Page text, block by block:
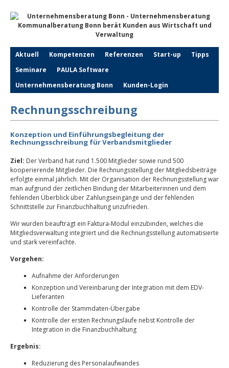
Aktuell Kompetenzen Referenzen Start-up
Tipps
Seminare
PAULA Software
Unternehmensberatung Bonn
Kunden-Login
Rechnungsschreibung
Konzeption und Einführungsbegleitung der
Rechnungsschreibung für Verbandsmitglieder
Ziel: Der Verband hat rund 1.500 Mitglieder sowie rund 500
kooperierende Mitglieder. Die Rechnungsstellung der Mitgliedsbeiträge
erfolgte einmal jährlich. Mit der Organisation der Rechnungsstellung war
man aufgrund der zeitlichen Bindung der Mitarbeiterinnen und dem
fehlenden Überblick über Zahlungseingänge und der fehlenden
Schnittstelle zur Finanzbuchhaltung unzufrieden.
Wir wurden beauftragt ein Faktura-Modul einzubinden, welches die
Mitgliedsverwaltung integriert und die Rechnungsstellung automatisierte
und stark vereinfachte.
Vorgehen:
Aufnahme der Anforderungen
Konzeption und Vereinbarung der Integration mit dem EDV-
Lieferanten
Kontrolle der Stammdaten-Übergabe
Kontrolle der ersten Rechnungsläufe nebst Kontrolle der
Integration in die Finanzbuchhaltung
Ergebnis:
Reduzierung des Personalaufwandes